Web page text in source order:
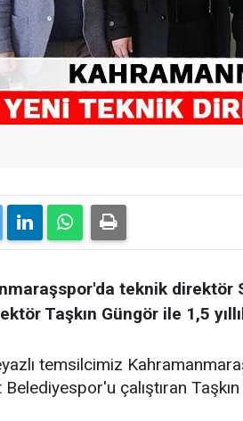
teknik direktör
Taşkın Güngör ile 1,5
temsilcimiz
çalıştıran